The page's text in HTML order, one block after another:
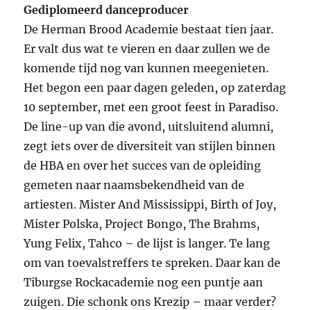
Gediplomeerd danceproducer
De Herman Brood Academie bestaat tien jaar.
Er valt dus wat te vieren en daar zullen we de
komende tijd nog van kunnen meegenieten.
Het begon een paar dagen geleden, op zaterdag
10 september, met een groot feest in Paradiso.
De line-up van die avond, uitsluitend alumni,
zegt iets over de diversiteit van stijlen binnen
de HBA en over het succes van de opleiding
gemeten naar naamsbekendheid van de
artiesten. Mister And Mississippi, Birth of Joy,
Mister Polska, Project Bongo, The Brahms,
Yung Felix, Tahco – de lijst is langer. Te lang
om van toevalstreffers te spreken. Daar kan de
Tiburgse Rockacademie nog een puntje aan
zuigen. Die schonk ons Krezip – maar verder?